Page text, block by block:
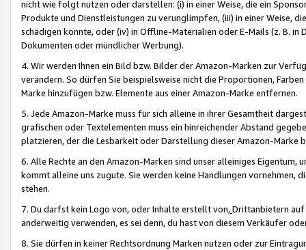
nicht wie folgt nutzen oder darstellen: (i) in einer Weise, die ein
Produkte und Dienstleistungen zu verunglimpfen, (iii) in einer Weise,
schädigen könnte, oder (iv) in Offline-Materialien oder E-Mails (z. B. in
Dokumenten oder mündlicher Werbung).
4. Wir werden Ihnen ein Bild bzw. Bilder der Amazon-Marken zur
verändern. So dürfen Sie beispielsweise nicht die Proportionen,
Marke hinzufügen bzw. Elemente aus einer Amazon-Marke entfernen.
5. Jede Amazon-Marke muss für sich alleine in ihrer Gesamtheit
grafischen oder Textelementen muss ein hinreichender Abstand
platzieren, der die Lesbarkeit oder Darstellung dieser Amazon-Marke
6. Alle Rechte an den Amazon-Marken sind unser alleiniges
kommt alleine uns zugute. Sie werden keine Handlungen vornehmen,
stehen.
7. Du darfst kein Logo von, oder Inhalte erstellt von,Drittanbietern auf
anderweitig verwenden, es sei denn, du hast von diesem Verkäufer
8. Sie dürfen in keiner Rechtsordnung Marken nutzen oder zur